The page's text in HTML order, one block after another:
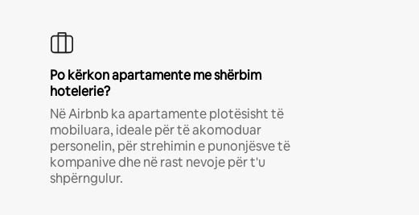
Po kërkon apartamente me shërbim
hotelerie?
Në Airbnb ka apartamente plotësisht të
mobiluara, ideale për të akomoduar
personelin, për strehimin e punonjësve të
kompanive dhe në rast nevoje për t'u
shpërngulur.